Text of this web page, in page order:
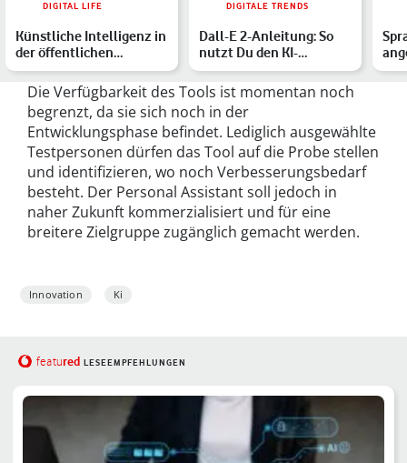
DIGITAL LIFE
Künstliche Intelligenz in
der öffentlichen
Verwaltung: Wie KI unt…
DIGITALE TRENDS
Dall-E 2-Anleitung: So
nutzt Du den KI-
Bildgenerator von
OpenAI
Die Verfügbarkeit des Tools ist momentan noch
begrenzt, da sie sich noch in der
Entwicklungsphase befindet. Lediglich ausgewählte
Testpersonen dürfen das Tool auf die Probe stellen
und identifizieren, wo noch Verbesserungsbedarf
besteht. Der Personal Assistant soll jedoch in
naher Zukunft kommerzialisiert und für eine
breitere Zielgruppe zugänglich gemacht werden.
Innovation Ki
featured LESEEMPFEHLUNGEN